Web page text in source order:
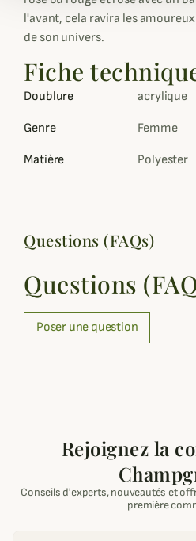
l'avant, cela ravira les
de son univers.
Fiche
Doublure acrylique
Genre Femme
Matière Polyester
Questions (FAQs)
Questions
Poser une question
Rejoignez la
Conseils d'experts, nouveautés et
première